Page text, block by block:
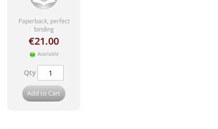
Paperback, perfect
binding
€21.00
Available
Qty
Add to Cart